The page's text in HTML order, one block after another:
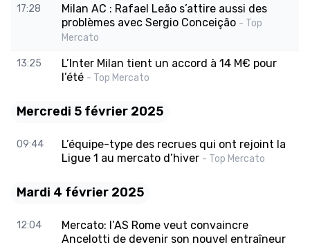
17:28
Milan AC : Rafael Leão s’attire aussi des
problèmes avec Sergio Conceição - Top
Mercato
13:25
L’Inter Milan tient un accord à 14 M€ pour
l’été - Top Mercato
Mercredi 5 février 2025
09:44
L’équipe-type des recrues qui ont rejoint la
Ligue 1 au mercato d’hiver - Top Mercato
Mardi 4 février 2025
12:04
Mercato: l’AS Rome veut convaincre
Ancelotti de devenir son nouvel entraîneur